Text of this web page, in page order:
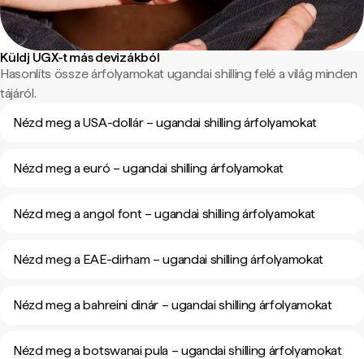
Küldj UGX-t más devizákból
Hasonlíts össze árfolyamokat ugandai shilling felé a világ minden
tájáról.
Nézd meg a USA-dollár – ugandai shilling árfolyamokat
Nézd meg a euró – ugandai shilling árfolyamokat
Nézd meg a angol font – ugandai shilling árfolyamokat
Nézd meg a EAE-dirham – ugandai shilling árfolyamokat
Nézd meg a bahreini dinár – ugandai shilling árfolyamokat
Nézd meg a botswanai pula – ugandai shilling árfolyamokat